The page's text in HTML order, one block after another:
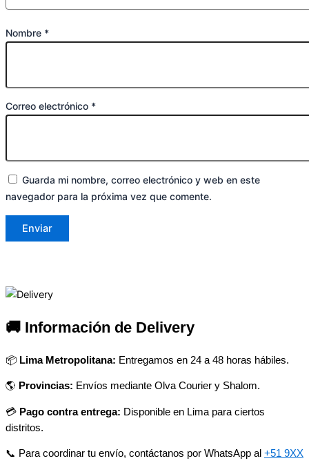
Nombre *
Correo electrónico *
Guarda mi nombre, correo electrónico y web en este
navegador para la próxima vez que comente.
🚚 Información de Delivery
📦 Lima Metropolitana: Entregamos en 24 a 48 horas hábiles.
🌎 Provincias: Envíos mediante Olva Courier y Shalom.
💳 Pago contra entrega: Disponible en Lima para ciertos
distritos.
📞 Para coordinar tu envío, contáctanos por WhatsApp al +51 9XX